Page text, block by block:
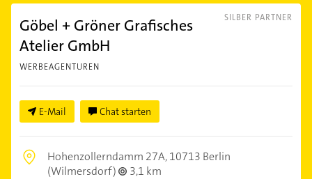
SILBER PARTNER
Göbel + Gröner Grafisches
Atelier GmbH
WERBEAGENTUREN
E-Mail Chat starten
Hohenzollerndamm 27A,10713 Berlin
(Wilmersdorf)
3,1 km